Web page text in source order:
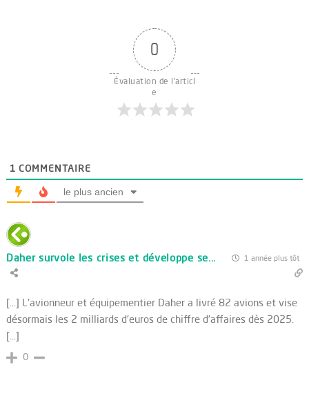
0
Évaluation de l'articl
e
1 COMMENTAIRE
le plus ancien
Daher survole les crises et développe se... 1 année plus tôt
[…] L'avionneur et équipementier Daher a livré 82 avions et vise
désormais les 2 milliards d'euros de chiffre d'affaires dès 2025.
[…]
0